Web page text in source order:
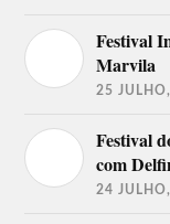
Festival
Marvila
25
Festival
com
24